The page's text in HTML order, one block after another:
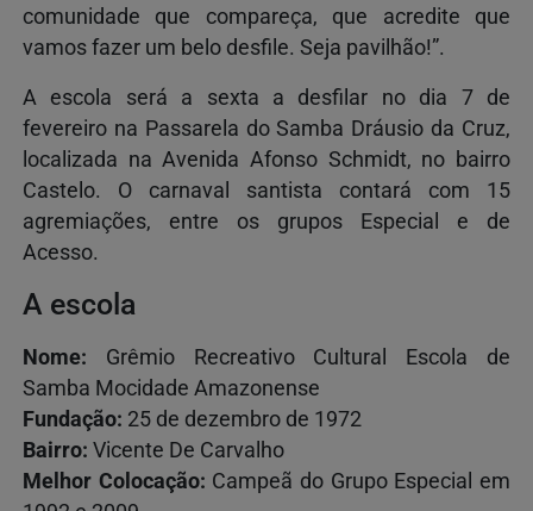
comunidade que compareça, que acredite que
vamos fazer um belo desfile. Seja pavilhão!”.
A escola será a sexta a desfilar no dia 7 de
fevereiro na Passarela do Samba Dráusio da Cruz,
localizada na Avenida Afonso Schmidt, no bairro
Castelo. O carnaval santista contará com 15
agremiações, entre os grupos Especial e de
Acesso.
A escola
Nome:
Grêmio Recreativo Cultural Escola de
Samba Mocidade Amazonense
Fundação: 25 de dezembro de 1972
Bairro: Vicente De Carvalho
Melhor Colocação: Campeã do Grupo Especial em